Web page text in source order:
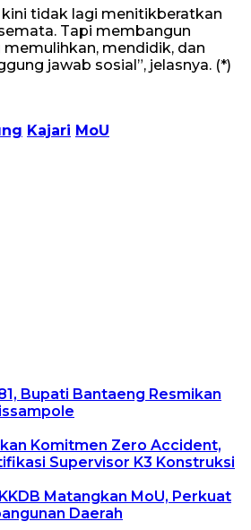
tidak lagi menitikberatkan
Tapi membangun
mendidik, dan
jawab sosial”, jelasnya. (*)
Kajari MoU
Bupati Bantaeng Resmikan
Komitmen Zero Accident,
Supervisor K3 Konstruksi
Matangkan MoU, Perkuat
Daerah